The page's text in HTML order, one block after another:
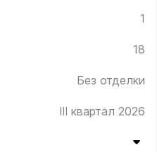
1
18
Без отделки
III квартал 2026